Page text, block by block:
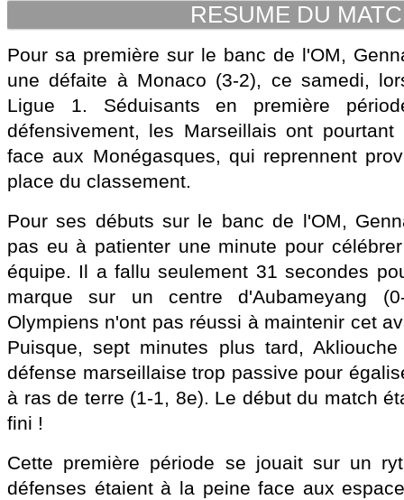
RESUME DU
Pour sa première sur le banc de l'OM,
une défaite à Monaco (3-2), ce samedi,
Ligue 1. Séduisants en première
défensivement, les Marseillais ont
face aux Monégasques, qui reprennent
place du classement.
Pour ses débuts sur le banc de l'OM,
pas eu à patienter une minute pour
équipe. Il a fallu seulement 31 secondes
marque sur un centre d'Aubameyang
Olympiens n'ont pas réussi à maintenir cet
Puisque, sept minutes plus tard,
défense marseillaise trop passive pour
à ras de terre (1-1, 8e). Le début du match
fini !
Cette première période se jouait sur un
défenses étaient à la peine face aux